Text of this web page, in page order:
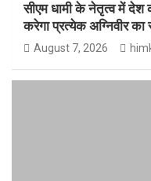
सीएम धामी के नेतृत्व में देश
करेगा प्रत्येक अग्निवीर का
August 7, 2026